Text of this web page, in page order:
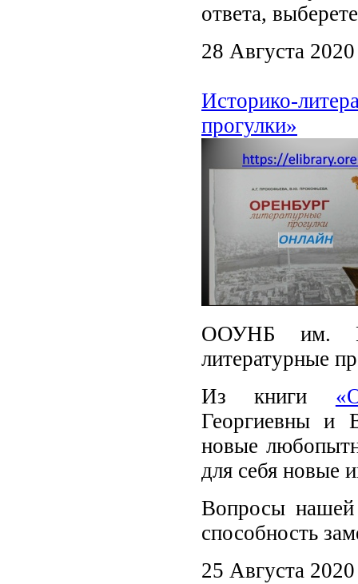
ответа,
28 Августа 2020
Историко-
прогулки»
ООУНБ им.
литературные
Из книги
Георгиевны и
новые
для себя новые
Вопросы
способность
25 Августа 2020